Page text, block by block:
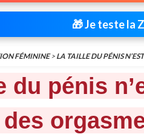
🎁 Je teste la
FÉMININE> LA TAILLE DU PÉNIS
du pénis